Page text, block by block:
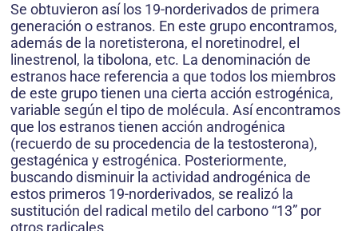
Se obtuvieron así los 19-norderivados de primera
generación o estranos. En este grupo encontramos,
además de la noretisterona, el noretinodrel, el
linestrenol, la tibolona, etc. La denominación de
estranos hace referencia a que todos los miembros
de este grupo tienen una cierta acción estrogénica,
variable según el tipo de molécula. Así encontramos
que los estranos tienen acción androgénica
(recuerdo de su procedencia de la testosterona),
gestagénica y estrogénica. Posteriormente,
buscando disminuir la actividad androgénica de
estos primeros 19-norderivados, se realizó la
sustitución del radical metilo del carbono “13” por